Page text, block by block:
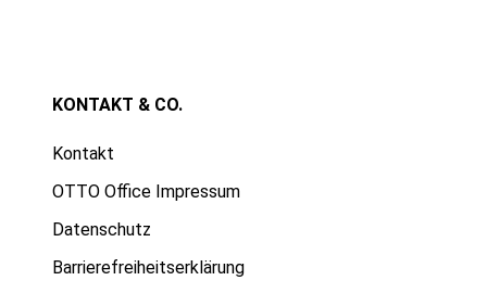
KONTAKT & CO.
Kontakt
OTTO Office Impressum
Datenschutz
Barrierefreiheitserklärung